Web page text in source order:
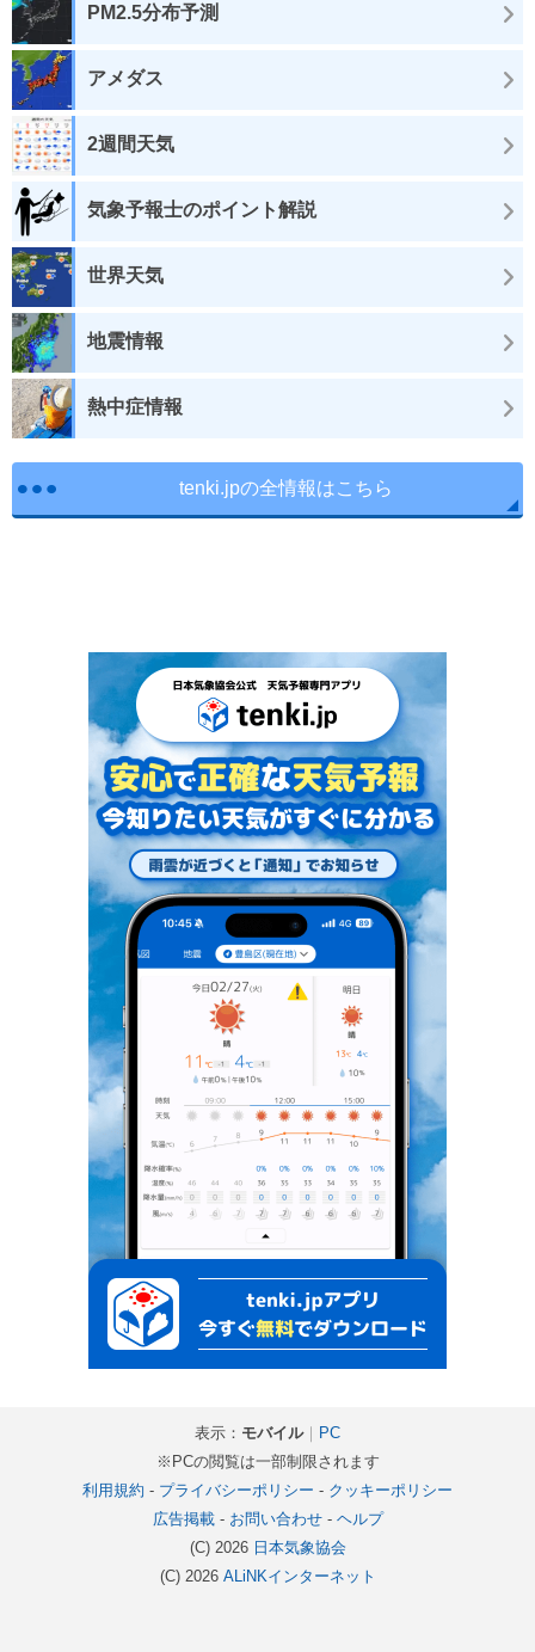
PM2.5分布予測
アメダス
2週間天気
気象予報士のポイント解説
世界天気
地震情報
熱中症情報
tenki.jpの全情報はこちら
表示： モバイル｜ PC
※PCの閲覧は一部制限されます
利用規約 - プライバシーポリシー - クッキーポリシー
広告掲載- お問い合わせ- ヘルプ
(C) 2026 日本気象協会
(C) 2026 ALiNKインターネット